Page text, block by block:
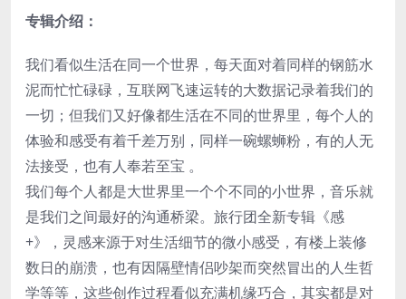
专辑介绍：
我们看似生活在同一个世界，每天面对着同样的钢筋水
泥而忙忙碌碌，互联网飞速运转的大数据记录着我们的
一切；但我们又好像都生活在不同的世界里，每个人的
体验和感受有着千差万别，同样一碗螺蛳粉，有的人无
法接受，也有人奉若至宝 。
我们每个人都是大世界里一个个不同的小世界，音乐就
是我们之间最好的沟通桥梁。旅行团全新专辑《感
+》，灵感来源于对生活细节的微小感受，有楼上装修
数日的崩溃，也有因隔壁情侣吵架而突然冒出的人生哲
学等等，这些创作过程看似充满机缘巧合，其实都是对